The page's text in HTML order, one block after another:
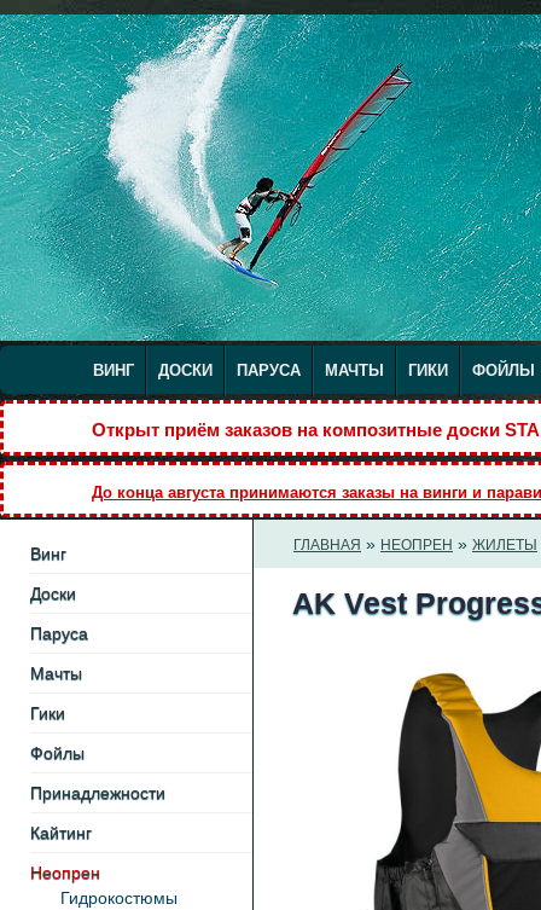
ВИНГ ДОСКИ ПАРУСА МАЧТЫ ГИКИ ФОЙЛЫ
Открыт приём заказов на композитные доски
До конца августа принимаются заказы на винги и
Винг
Доски
Паруса
Мачты
Гики
Фойлы
Принадлежности
Кайтинг
Неопрен
Гидрокостюмы
ГЛАВНАЯ » НЕОПРЕН » ЖИЛЕТЫ
AK Vest